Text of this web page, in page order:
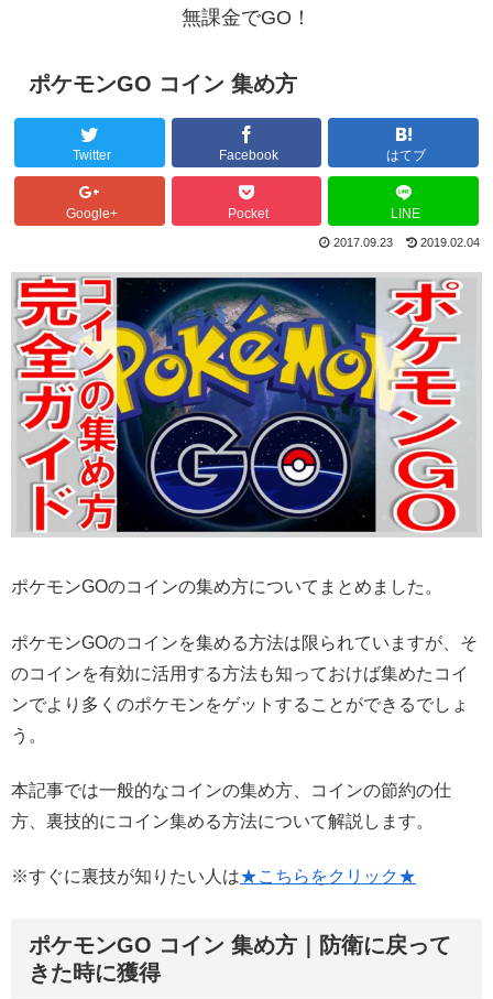
無課金でGO！
ポケモンGO コイン 集め方
Twitter Facebook はてブ
Google+ Pocket LINE
2017.09.23 2019.02.04
ポケモンGOのコインの集め方についてまとめました。
ポケモンGOのコインを集める方法は限られていますが、そ
のコインを有効に活用する方法も知っておけば集めたコイ
ンでより多くのポケモンをゲットすることができるでしょ
う。
本記事では一般的なコインの集め方、コインの節約の仕
方、裏技的にコイン集める方法について解説します。
※すぐに裏技が知りたい人は★こちらをクリック★
ポケモンGO コイン 集め方｜防衛に戻って
きた時に獲得